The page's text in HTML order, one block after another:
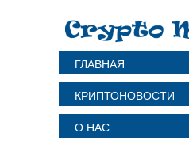
ГЛАВНАЯ
КРИПТОНОВОСТИ
О НАС